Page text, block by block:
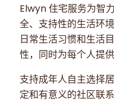
Elwyn 住宅服务为智
全、支持性的生活环
日常生活习惯和生活
性，同时为每个人提
支持成年人自主选择
定和有意义的社区联